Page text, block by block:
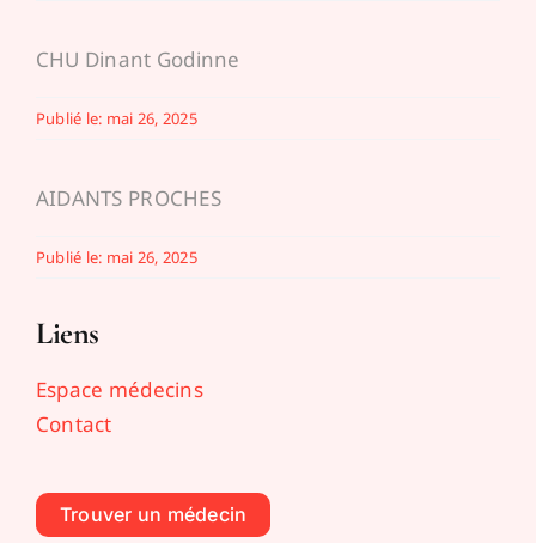
CHU Dinant Godinne
Publié le: mai 26, 2025
AIDANTS PROCHES
Publié le: mai 26, 2025
Liens
Espace médecins
Contact
Trouver un médecin